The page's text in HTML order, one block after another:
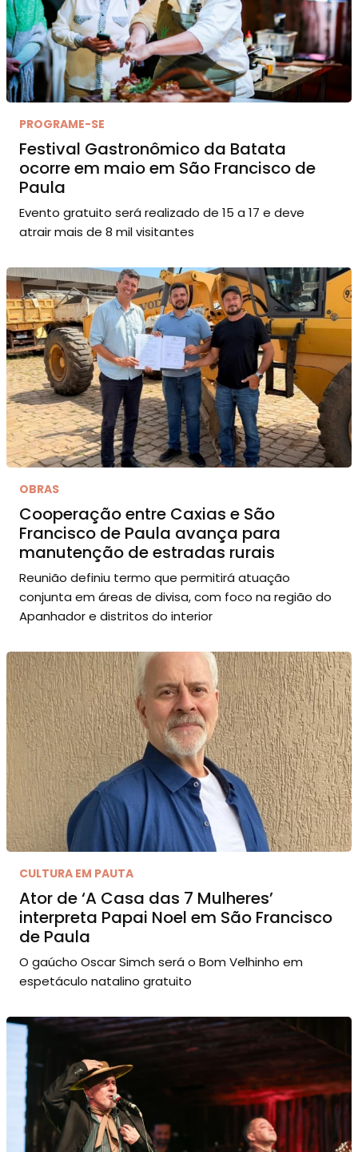
PROGRAME-SE
Festival Gastronômico da Batata
ocorre em maio em São Francisco de
Paula
Evento gratuito será realizado de 15 a 17 e deve
atrair mais de 8 mil visitantes
OBRAS
Cooperação entre Caxias e São
Francisco de Paula avança para
manutenção de estradas rurais
Reunião definiu termo que permitirá atuação
conjunta em áreas de divisa, com foco na região do
Apanhador e distritos do interior
CULTURA EM PAUTA
Ator de ‘A Casa das 7 Mulheres’
interpreta Papai Noel em São Francisco
de Paula
O gaúcho Oscar Simch será o Bom Velhinho em
espetáculo natalino gratuito